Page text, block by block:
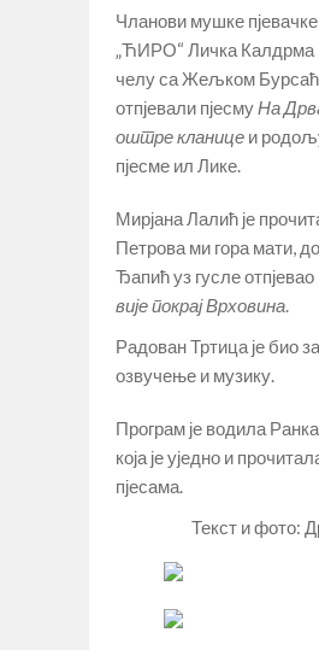
Чланови мушке
„ЋИРО“ Личка Калдрма
челу са Жељком
отпјевали пјесму На
оштре кланице и
пјесме ил Лике.
Мирјана Лалић је
Петрова ми гора мати,
Ђапић уз гусле отпјевао
вије покрај Врховина
Радован Тртица је био
озвучење и музику.
Програм је водила
која је уједно и
пјесама.
Текст и фото: